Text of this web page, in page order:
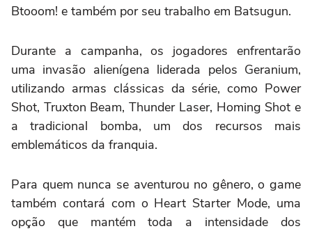
Btooom! e também por seu trabalho em Batsugun.
Durante a campanha, os jogadores enfrentarão
uma invasão alienígena liderada pelos Geranium,
utilizando armas clássicas da série, como Power
Shot, Truxton Beam, Thunder Laser, Homing Shot e
a tradicional bomba, um dos recursos mais
emblemáticos da franquia.
Para quem nunca se aventurou no gênero, o game
também contará com o Heart Starter Mode, uma
opção que mantém toda a intensidade dos